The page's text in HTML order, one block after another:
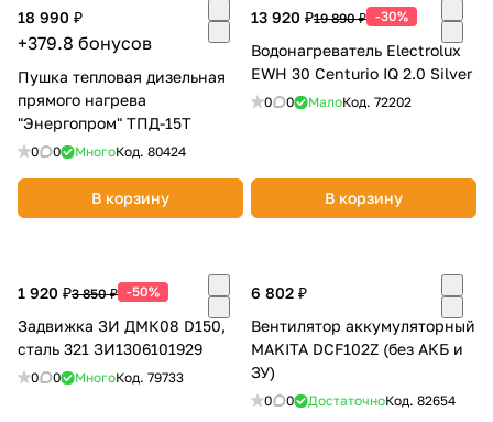
18 990 ₽
+379.8 бонусов
Пушка тепловая дизельная
прямого нагрева
"Энергопром" ТПД-15Т
0 0 МногоКод. 80424
В корзину
13 920 ₽19 890 ₽ -30%
Водонагреватель Electrolux
EWH 30 Centurio IQ 2.0 Silver
0 0 МалоКод. 72202
В корзину
1 920 ₽3 850 ₽ -50%
Задвижка ЗИ ДМК08 D150,
сталь 321 ЗИ1306101929
0 0 МногоКод. 79733
6 802 ₽
Вентилятор аккумуляторный
MAKITA DCF102Z (без АКБ и
ЗУ)
0 0 ДостаточноКод. 82654
раз в 2 недели